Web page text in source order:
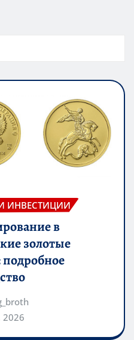
ИНВЕСТИЦИИ
в
золотые
2026